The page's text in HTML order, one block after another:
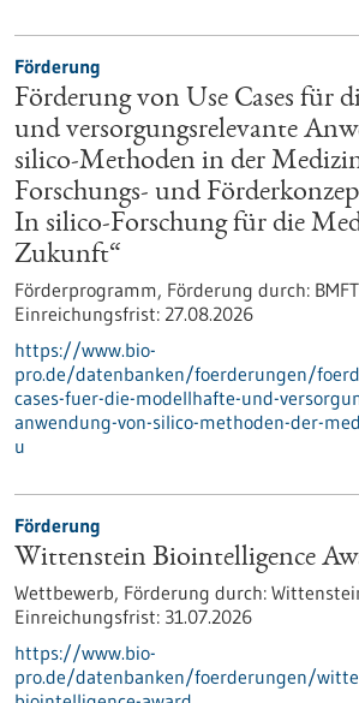
Förderung
Förderung von Use Cases für
und versorgungsrelevante
silico-Methoden in der
Forschungs- und
In silico-Forschung für die
Zukunft“
Förderprogramm, Förderung durch:
Einreichungsfrist: 27.08.2026
https://www.bio-
pro.de/datenbanken/foerderungen/
cases-fuer-die-modellhafte-und-
anwendung-von-silico-methoden-der-
u
Förderung
Wittenstein Biointelligence
Wettbewerb, Förderung durch:
Einreichungsfrist: 31.07.2026
https://www.bio-
pro.de/datenbanken/foerderungen/